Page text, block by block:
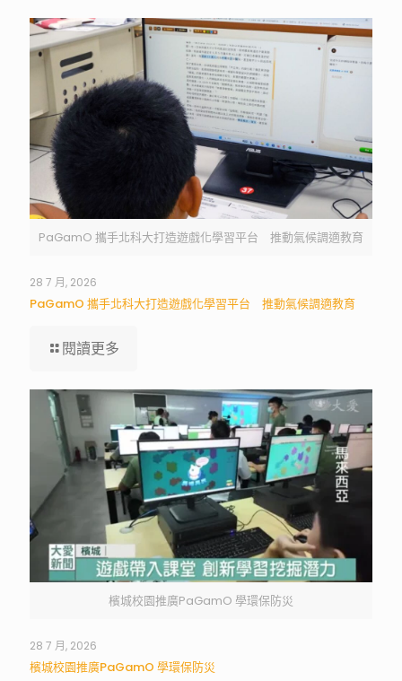
PaGamO 攜手北科大打造遊戲化學習平台 推動氣候調適教育
28 7 月, 2026
PaGamO 攜手北科大打造遊戲化學習平台 推動氣候調適教育
閱讀更多
檳城校園推廣PaGamO 學環保防災
28 7 月, 2026
檳城校園推廣PaGamO 學環保防災